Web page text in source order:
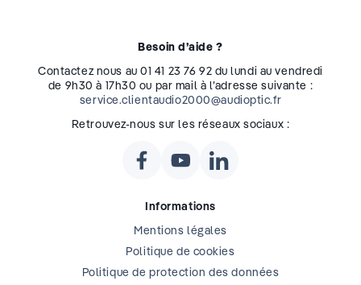
Besoin d’aide ?
Contactez nous au 01 41 23 76 92 du lundi au vendredi
de 9h30 à 17h30 ou par mail à l’adresse suivante :
service.clientaudio2000@audioptic.fr
Retrouvez-nous sur les réseaux sociaux :
Informations
Mentions légales
Politique de cookies
Politique de protection des données